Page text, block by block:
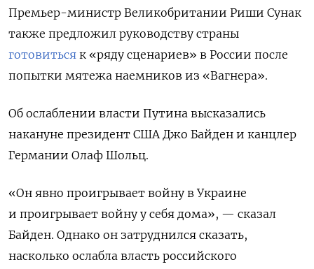
Премьер-министр Великобритании Риши Сунак
также предложил руководству страны
готовиться к «ряду сценариев» в России после
попытки мятежа наемников из «Вагнера».
Об ослаблении власти Путина высказались
накануне президент США Джо Байден и канцлер
Германии Олаф Шольц.
«Он явно проигрывает войну в Украине
и проигрывает войну у себя дома», — сказал
Байден. Однако он затруднился сказать,
насколько ослабла власть российского